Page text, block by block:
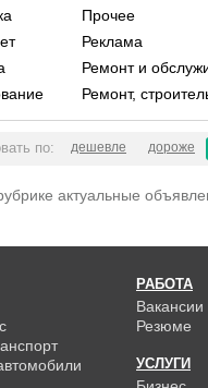
Прочее
Реклама
Ремонт и
Ремонт,
по: дешевле дороже
актуальные
РАБОТА
Вакансии
Резюме
УСЛУГИ